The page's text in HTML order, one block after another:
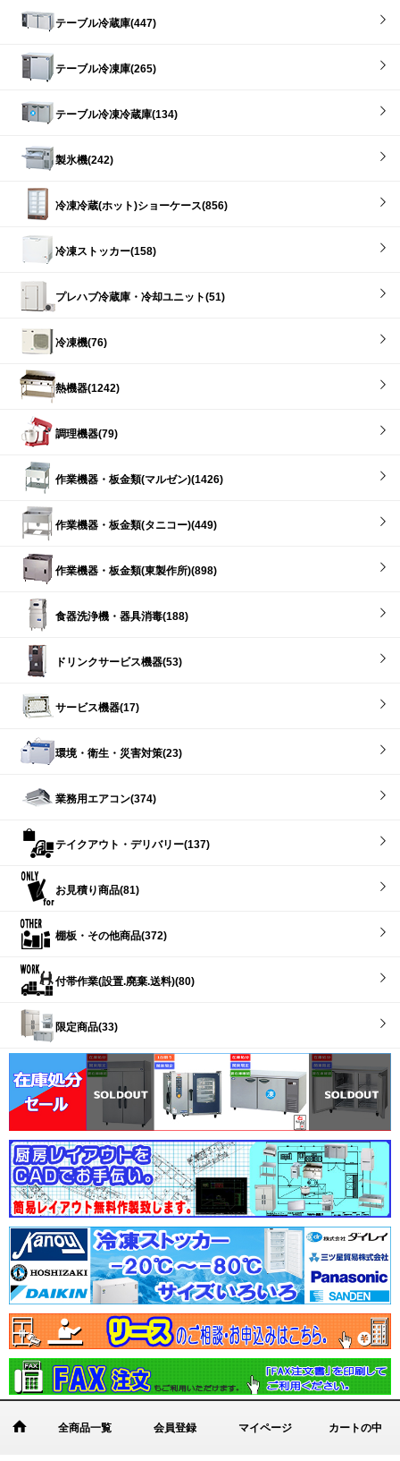
テーブル冷蔵庫(447)
テーブル冷凍庫(265)
テーブル冷凍冷蔵庫(134)
製氷機(242)
冷凍冷蔵(ホット)ショーケース(856)
冷凍ストッカー(158)
プレハブ冷蔵庫・冷却ユニット(51)
冷凍機(76)
熱機器(1242)
調理機器(79)
作業機器・板金類(マルゼン)(1426)
作業機器・板金類(タニコー)(449)
作業機器・板金類(東製作所)(898)
食器洗浄機・器具消毒(188)
ドリンクサービス機器(53)
サービス機器(17)
環境・衛生・災害対策(23)
業務用エアコン(374)
テイクアウト・デリバリー(137)
お見積り商品(81)
棚板・その他商品(372)
付帯作業(設置.廃棄.送料)(80)
限定商品(33)
全商品一覧 会員登録 マイページ カートの中